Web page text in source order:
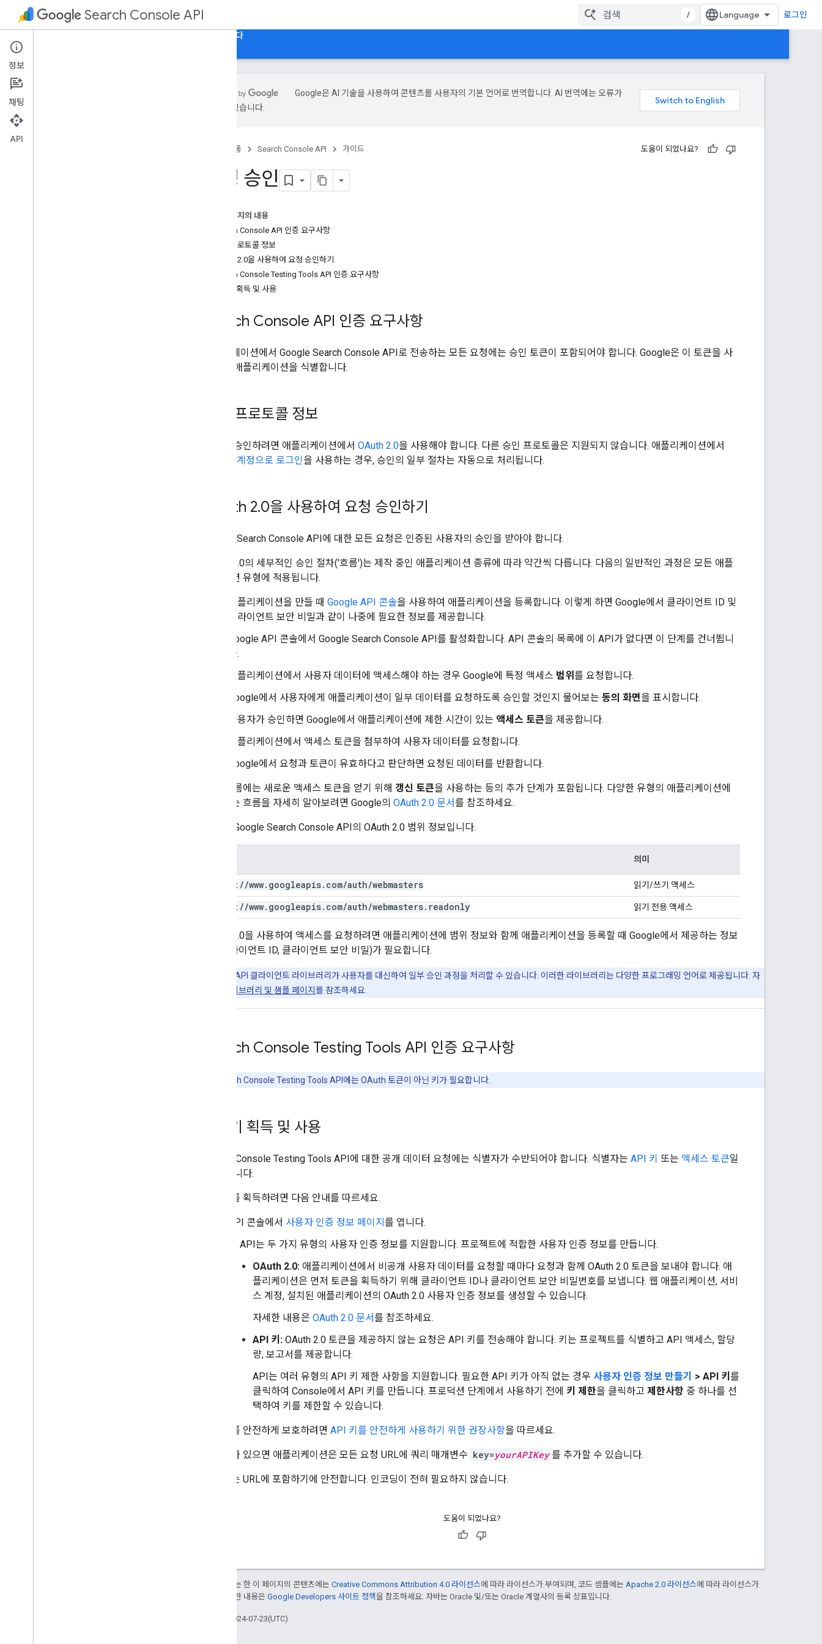
Search Console API / 로그인
Search Console을 엽니다
개요
API 정보
Google은 AI 기술을 사용하여 콘텐츠를 사용자의 기본 언어로 번역합니다. AI 번역에는 오류가
있을 수 있습니다.
제품 Search Console API 가이드 도움이 되었나요?
요청 승인
이 페이지의 내용
Search Console API 인증 요구사항
승인 프로토콜 정보
OAuth 2.0을 사용하여 요청 승인하기
Search Console Testing Tools API 인증 요구사항
API 키 획득 및 사용
Search Console API 인증 요구사항
애플리케이션에서 Google Search Console API로 전송하는 모든 요청에는 승인 토큰이 포함되어야 합니다. Google은 이 토큰을 사
용하여 애플리케이션을 식별합니다.
승인 프로토콜 정보
요청을 승인하려면 애플리케이션에서 OAuth 2.0을 사용해야 합니다. 다른 승인 프로토콜은 지원되지 않습니다. 애플리케이션에서
Google 계정으로 로그인을 사용하는 경우, 승인의 일부 절차는 자동으로 처리됩니다.
OAuth 2.0을 사용하여 요청 승인하기
Google Search Console API에 대한 모든 요청은 인증된 사용자의 승인을 받아야 합니다.
OAuth 2.0의 세부적인 승인 절차('흐름')는 제작 중인 애플리케이션 종류에 따라 약간씩 다릅니다. 다음의 일반적인 과정은 모든 애플
리케이션 유형에 적용됩니다.
애플리케이션을 만들 때 Google API 콘솔을 사용하여 애플리케이션을 등록합니다. 이렇게 하면 Google에서 클라이언트 ID 및
클라이언트 보안 비밀과 같이 나중에 필요한 정보를 제공합니다.
Google API 콘솔에서 Google Search Console API를 활성화합니다. API 콘솔의 목록에 이 API가 없다면 이 단계를 건너뜁니
다.
애플리케이션에서 사용자 데이터에 액세스해야 하는 경우 Google에 특정 액세스 범위 를 요청합니다.
Google에서 사용자에게 애플리케이션이 일부 데이터를 요청하도록 승인할 것인지 물어보는 동의 화면을 표시합니다.
사용자가 승인하면 Google에서 애플리케이션에 제한 시간이 있는 액세스 토큰을 제공합니다.
애플리케이션에서 액세스 토큰을 첨부하여 사용자 데이터를 요청합니다.
Google에서 요청과 토큰이 유효하다고 판단하면 요청된 데이터를 반환합니다.
일부 흐름에는 새로운 액세스 토큰을 얻기 위해 갱신 토큰을 사용하는 등의 추가 단계가 포함됩니다. 다양한 유형의 애플리케이션에
적용되는 흐름을 자세히 알아보려면 Google의 OAuth 2.0 문서를 참조하세요.
다음은 Google Search Console API의 OAuth 2.0 범위 정보입니다.
의미
https: //www. googleapis. com/auth/webmasters 읽기/쓰기 액세스
https: //www. googleapis. com/auth/webmasters. readonly 읽기 전용 액세스
OAuth 2.0을 사용하여 액세스를 요청하려면 애플리케이션에 범위 정보와 함께 애플리케이션을 등록할 때 Google에서 제공하는 정보
(예: 클라이언트 ID, 클라이언트 보안 비밀)가 필요합니다.
Google API 클라이언트 라이브러리가 사용자를 대신하여 일부 승인 과정을 처리할 수 있습니다. 이러한 라이브러리는 다양한 프로그래밍 언어로 제공됩니다. 자
라이브러리 및 샘플 페이지 를 참조하세요.
Search Console Testing Tools API 인증 요구사항
Search Console Testing Tools API에는 OAuth 토큰이 아닌 키가 필요합니다.
API 키 획득 및 사용
Search Console Testing Tools API에 대한 공개 데이터 요청에는 식별자가 수반되어야 합니다. 식별자는 API 키 또는 액세스 토큰일
수 있습니다.
API 키를 획득하려면 다음 안내를 따르세요.
API 콘솔에서 사용자 인증 정보 페이지 를 엽니다.
이 API는 두 가지 유형의 사용자 인증 정보를 지원합니다. 프로젝트에 적합한 사용자 인증 정보를 만듭니다.
OAuth 2.0: 애플리케이션에서 비공개 사용자 데이터를 요청할 때마다 요청과 함께 OAuth 2.0 토큰을 보내야 합니다. 애
플리케이션은 먼저 토큰을 획득하기 위해 클라이언트 ID나 클라이언트 보안 비밀번호를 보냅니다. 웹 애플리케이션, 서비
스 계정, 설치된 애플리케이션의 OAuth 2.0 사용자 인증 정보를 생성할 수 있습니다.
자세한 내용은 OAuth 2.0 문서를 참조하세요.
API 키: OAuth 2.0 토큰을 제공하지 않는 요청은 API 키를 전송해야 합니다. 키는 프로젝트를 식별하고 API 액세스, 할당
량, 보고서를 제공합니다.
API는 여러 유형의 API 키 제한 사항을 지원합니다. 필요한 API 키가 아직 없는 경우 사용자 인증 정보 만들기 > API 키 를
클릭하여 Console에서 API 키를 만듭니다. 프로덕션 단계에서 사용하기 전에 키 제한을 클릭하고 제한사항 중 하나를 선
택하여 키를 제한할 수 있습니다.
API 키를 안전하게 보호하려면 API 키를 안전하게 사용하기 위한 권장사항을 따르세요.
API 키가 있으면 애플리케이션은 모든 요청 URL에 쿼리 매개변수 key=yourAPIKey 를 추가할 수 있습니다.
API 키는 URL에 포함하기에 안전합니다. 인코딩이 전혀 필요하지 않습니다.
도움이 되었나요?
달리 명시되지 않는 한 이 페이지의 콘텐츠에는 Creative Commons Attribution 4.0 라이선스에 따라 라이선스가 부여되며, 코드 샘플에는 Apache 2.0 라이선스에 따라 라이선스가
부여됩니다. 자세한 내용은 Google Developers 사이트 정책을 참조하세요. 자바는 Oracle 및/또는 Oracle 계열사의 등록 상표입니다.
최종 업데이트: 2024-07-23(UTC)
정보
채팅
API